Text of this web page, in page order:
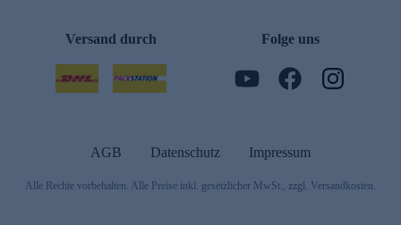
Versand durch Folge uns
AGB Datenschutz Impressum
Alle Rechte vorbehalten. Alle Preise inkl. gesetzlicher MwSt., zzgl. Versandkosten.